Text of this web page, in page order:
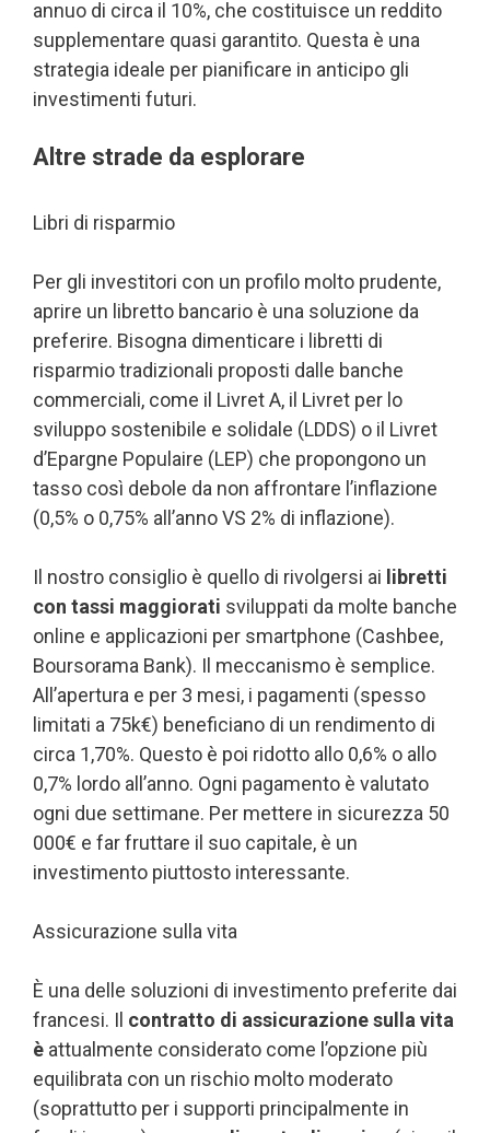
annuo di circa il 10%, che costituisce un reddito
supplementare quasi garantito. Questa è una
strategia ideale per pianificare in anticipo gli
investimenti futuri.
Altre strade da esplorare
Libri di risparmio
Per gli investitori con un profilo molto prudente,
aprire un libretto bancario è una soluzione da
preferire. Bisogna dimenticare i libretti di
risparmio tradizionali proposti dalle banche
commerciali, come il Livret A, il Livret per lo
sviluppo sostenibile e solidale (LDDS) o il Livret
d’Epargne Populaire (LEP) che propongono un
tasso così debole da non affrontare l’inflazione
(0,5% o 0,75% all’anno VS 2% di inflazione).
Il nostro consiglio è quello di rivolgersi ai libretti
con tassi maggiorati sviluppati da molte banche
online e applicazioni per smartphone (Cashbee,
Boursorama Bank). Il meccanismo è semplice.
All’apertura e per 3 mesi, i pagamenti (spesso
limitati a 75k€) beneficiano di un rendimento di
circa 1,70%. Questo è poi ridotto allo 0,6% o allo
0,7% lordo all’anno. Ogni pagamento è valutato
ogni due settimane. Per mettere in sicurezza 50
000€ e far fruttare il suo capitale, è un
investimento piuttosto interessante.
Assicurazione sulla vita
È una delle soluzioni di investimento preferite dai
francesi. Il contratto di assicurazione sulla vita
è attualmente considerato come l’opzione più
equilibrata con un rischio molto moderato
(soprattutto per i supporti principalmente in